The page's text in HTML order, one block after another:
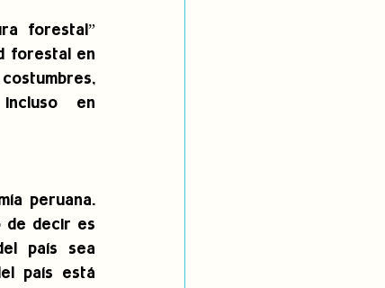
forestal”
forestal en
en
peruana.
de decir es
país sea
país está